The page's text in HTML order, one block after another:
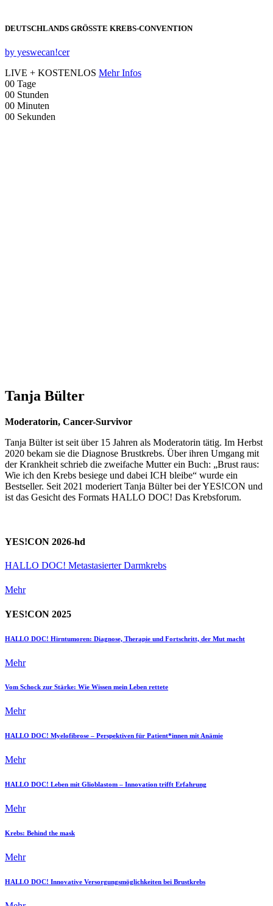
DEUTSCHLANDS GRÖSSTE KREBS‑CONVENTION
by yeswecan!cer
LIVE + KOSTENLOS Mehr Infos
00 Tage
00 Stunden
00 Minuten
00 Sekunden
Tanja Bülter
Moderatorin, Cancer-Survivor
Tanja Bülter ist seit über 15 Jahren als Moderatorin tätig. Im Herbst
2020 bekam sie die Diagnose Brustkrebs. Über ihren Umgang mit
der Krankheit schrieb die zweifache Mutter ein Buch: „Brust raus:
Wie ich den Krebs besiege und dabei ICH bleibe“ wurde ein
Bestseller. Seit 2021 moderiert Tanja Bülter bei der YES!CON und
ist das Gesicht des Formats HALLO DOC! Das Krebsforum.
YES!CON 2026-hd
HALLO DOC! Metastasierter Darmkrebs
Mehr
YES!CON 2025
HALLO DOC! Hirntumoren: Diagnose, Therapie und Fortschritt, der Mut macht
Mehr
Vom Schock zur Stärke: Wie Wissen mein Leben rettete
Mehr
HALLO DOC! Myelofibrose – Perspektiven für Patient*innen mit Anämie
Mehr
HALLO DOC! Leben mit Glioblastom – Innovation trifft Erfahrung
Mehr
Krebs: Behind the mask
Mehr
HALLO DOC! Innovative Versorgungsmöglichkeiten bei Brustkrebs